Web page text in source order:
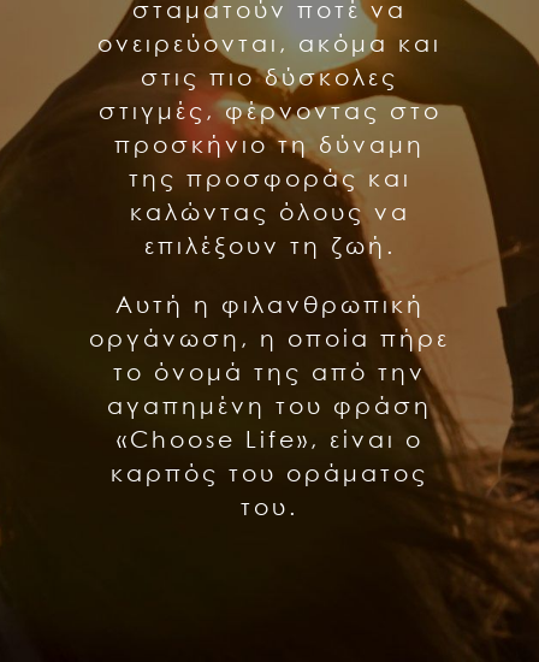
σταματούν ποτέ να
ονειρεύονται, ακόμα και
στις πιο δύσκολες
στιγμές, φέρνοντας στο
προσκήνιο τη δύναμη
της προσφοράς και
καλώντας όλους να
επιλέξουν τη ζωή.
Αυτή η φιλανθρωπική
οργάνωση, η οποία πήρε
το όνομά της από την
αγαπημένη του φράση
«Choose Life», είναι ο
καρπός του οράματος
του.